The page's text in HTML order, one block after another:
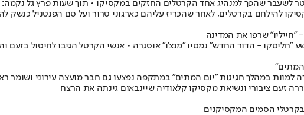
להילחם בקרטלים, לאחר שהכריז עליהם כארגוני טרור ועל סם הפנטניל כנשק
שרפו את המדינה
- הדור החדש" נמסיו "מנצ'ו" אוסגרה • אנשי הקרטל הגיבו לחיסול בזעם
המתים"
למוות במהלך חגיגות "יום המתים" במתקפה נפצעו גם חבר מועצה עירוני
זעם ציבורי ונשיאת מקסיקו קלאודיה שיינבאום גינתה את הרצח
הסמים המקסיקנים